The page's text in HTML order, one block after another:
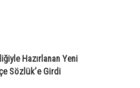
Hazırlanan Yeni
Sözlük’e Girdi